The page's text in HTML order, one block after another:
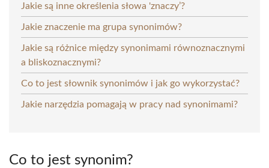
Jakie są inne określenia słowa 'znaczy’?
Jakie znaczenie ma grupa synonimów?
Jakie są różnice między synonimami równoznacznymi
a bliskoznacznymi?
Co to jest słownik synonimów i jak go wykorzystać?
Jakie narzędzia pomagają w pracy nad synonimami?
Co to jest synonim?